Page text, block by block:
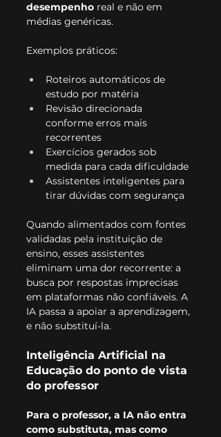
desempenho real e não em
médias genéricas.
Exemplos práticos:
Roteiros automáticos de
estudo por matéria
Revisão direcionada
conforme erros mais
recorrentes
Exercícios gerados sob
medida para cada dificuldade
Assistentes inteligentes para
tirar dúvidas com segurança
Quando alimentados com fontes
validadas pela instituição de
ensino, esses assistentes
eliminam uma dor recorrente: a
busca por respostas imprecisas
em plataformas não confiáveis. A
IA passa a apoiar a aprendizagem,
e não substituí-la.
Inteligência Artificial na
Educação do ponto de vista
do professor
Para o professor, a IA não entra
como substituta, mas como